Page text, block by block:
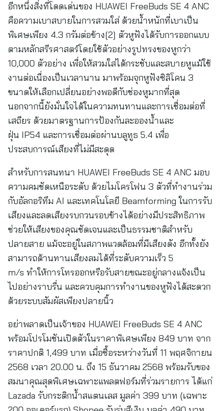
อีกหนึ่งสิ่งที่โดดเด่นของ HUAWEI FreeBuds SE 4 ANC
คือความเบาสบายในการสวมใส่ ด้วยน้ำหนักที่เบาเป็น
พิเศษเพียง 4.3 กรัมต่อข้าง[2] ตัวหูฟังได้รับการออกแบบ
ตามหลักสรีรศาสตร์โดยใช้ตัวอย่างรูปทรงของหูกว่า
10,000 ตัวอย่าง เพื่อให้สวมใส่ได้กระชับและสบายหูแม้ใช้
งานต่อเนื่องเป็นเวลานาน มาพร้อมจุกหูฟังซิลิโคน 3
ขนาดให้เลือกเปลี่ยนอย่างพอดีกับช่องหูมากที่สุด
นอกจากนี้ยังมั่นใจได้ในความทนทานและการเชื่อมต่อที่
เสถียร ด้วยมาตรฐานการป้องกันละอองน้ำและ
ฝุ่น IP54 และการเชื่อมต่อผ่านบลูทูธ 5.4 เพื่อ
ประสบการณ์เสียงที่ไม่มีสะดุด
สำหรับการสนทนา HUAWEI FreeBuds SE 4 ANC มอบ
ความคมชัดเหนือระดับ ด้วยไมโครโฟน 3 ตัวที่ทำงานร่วม
กับอัลกอริทึม AI และเทคโนโลยี Beamforming ในการรับ
เสียงและลดเสียงรบกวนรอบข้างได้อย่างมีประสิทธิภาพ
ช่วยให้เสียงของคุณชัดเจนและเป็นธรรมชาติสำหรับ
ปลายสาย แม้จะอยู่ในสภาพแวดล้อมที่มีเสียงดัง อีกทั้งยัง
สามารถต้านทานเสียงลมได้ที่ระดับความเร็ว 5
m/s ทำให้การโทรออกหรือรับสายขณะอยู่กลางแจ้งเป็น
ไปอย่างราบรื่น และควบคุมการทำงานของหูฟังได้สะดวก
ด้วยระบบสัมผัสเพียงปลายนิ้ว
อย่าพลาดเป็นเจ้าของ HUAWEI FreeBuds SE 4 ANC
พร้อมโปรโมชันเปิดตัวในราคาพิเศษเพียง 849 บาท จาก
ราคาปกติ 1,499 บาท เมื่อซื้อระหว่างวันที่ 11 พฤศจิกายน
2568 เวลา 20.00 น. ถึง 15 ธันวาคม 2568 พร้อมรับของ
สมนาคุณสุดพิเศษเฉพาะแพลตฟอร์มที่ร่วมรายการ ได้แก่
Lazada รับกระติกน้ำสแตนเลส มูลค่า 399 บาท (เฉพาะ